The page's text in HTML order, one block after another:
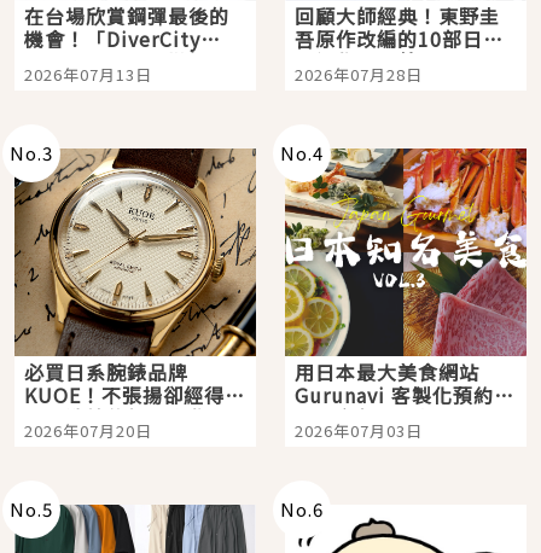
在台場欣賞鋼彈最後的
機會！「DiverCity
Tokyo Plaza」搭船、
購物、美食及夜景，一
2026年07月13日
回顧大師經典！東野圭
吾原作改編的10部日本
影視作品推薦
2026年07月28日
No.3
必買日系腕錶品牌
KUOE！不張揚卻經得起
時間洗鍊的經典之作五
選
2026年07月20日
No.4
用日本最大美食網站
Gurunavi 客製化預約九
大都市餐廳，打造專屬
美食體驗！
2026年07月03日
No.5 No.6